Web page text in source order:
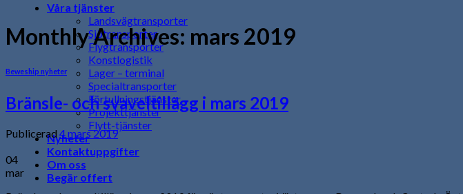
Våra tjänster
Landsvägtransporter
Sjötransporter
Flygtransporter
Konstlogistik
Lager – terminal
Specialtransporter
Förtullningstjänster
Projekttjänster
Flytt-tjänster
Nyheter
Kontaktuppgifter
Om oss
Begär offert
Monthly Archives: mars 2019
Beweship nyheter
Bränsle- och svaveltillägg i mars 2019
Publicerad 4 mars 2019
04
mar